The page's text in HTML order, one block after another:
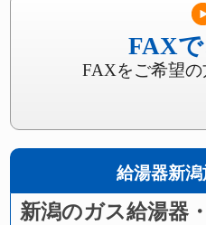
FAX
FAXをご希望
給湯器新
新潟のガス給湯器